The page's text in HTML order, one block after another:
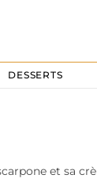
DESSERTS
et sa